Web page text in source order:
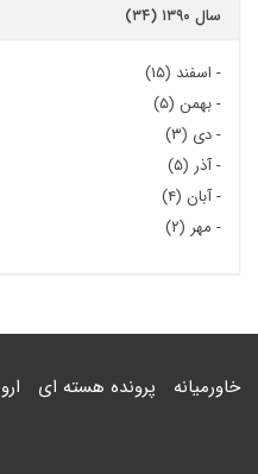
سال ۱۳۹۰ (۳۴)
- اسفند (۱۵)
-بهمن (۵)
-دی (۳)
-آذر (۵)
-آبان (۴)
- مهر (۲)
خاورمیانه پرونده هسته ای